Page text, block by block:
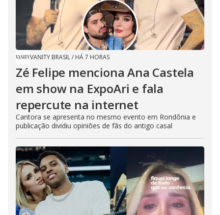
VANITY BRASIL/ HÁ 7 HORAS
Zé Felipe menciona Ana Castela
em show na ExpoAri e fala
repercute na internet
Cantora se apresenta no mesmo evento em Rondônia e
publicação dividiu opiniões de fãs do antigo casal